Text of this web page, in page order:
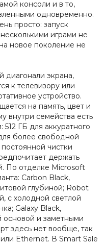
консоли и в то,
одновременно.
просто: запуск
играми не
новое поколение не
диагонали экрана,
к телевизору или
устройство.
на память, цвет и
внутри семейства есть
ГБ для аккуратного
более свободной
чистки
держать
По отделке Microsoft
Carbon Black,
глубиной; Robot
с холодной светлой
Galaxy Black,
основой и заметными
здесь нет вообще, так
Ethernet. В Smart Sale